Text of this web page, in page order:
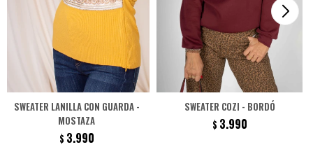
SWEATER LANILLA CON GUARDA -
MOSTAZA
$ 3.990
SWEATER COZI - BORDÓ
$ 3.990